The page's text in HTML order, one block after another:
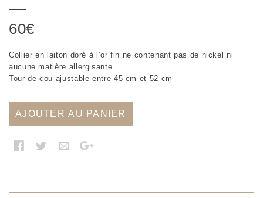
60€
Collier en laiton doré à l’or fin ne contenant pas de nickel ni
aucune matière allergisante.
Tour de cou ajustable entre 45 cm et 52 cm
AJOUTER AU PANIER